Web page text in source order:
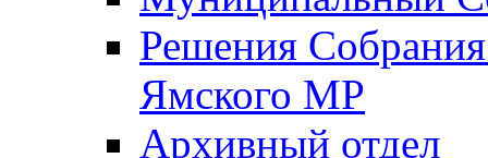
Решения
Ямского МР
Архивный отдел